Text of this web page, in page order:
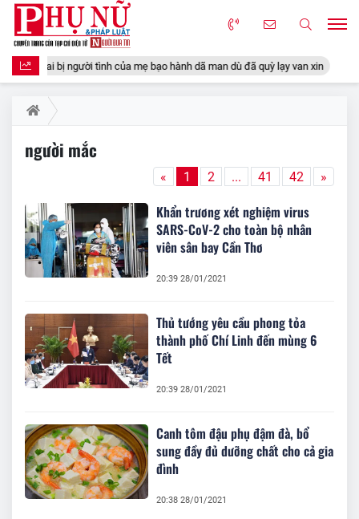
Nai bị người tình của mẹ bạo hành dã man dù đã quỳ lạy van xin
người mắc
« 1 2 ... 41 42 »
Khẩn trương xét nghiệm virus
SARS-CoV-2 cho toàn bộ nhân
viên sân bay Cần Thơ
20:39 28/01/2021
Thủ tướng yêu cầu phong tỏa
thành phố Chí Linh đến mùng 6
Tết
20:39 28/01/2021
Canh tôm đậu phụ đậm đà, bổ
sung đầy đủ dưỡng chất cho cả gia
đình
20:38 28/01/2021